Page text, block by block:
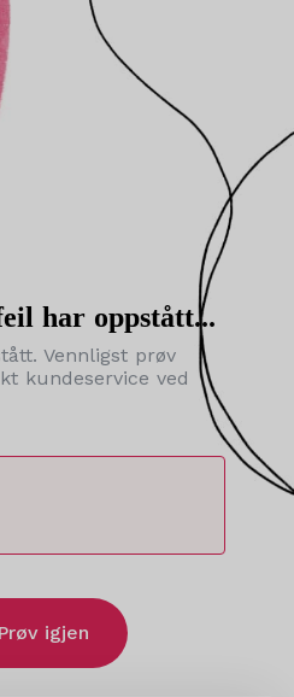
har oppstått...
Vennligst prøv
kundeservice ved
Prøv igjen